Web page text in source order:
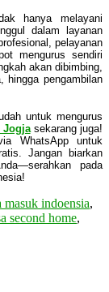
hanya melayani
dalam layanan
pelayanan
mengurus sendiri
akan dibimbing,
hingga pengambilan
untuk mengurus
Jogjasekarang juga!
WhatsApp untuk
Jangan biarkan
pada
masuk indoensia,
second home,